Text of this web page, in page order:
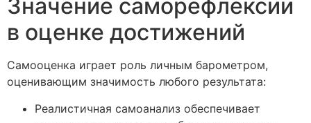
Значение саморефлексии
в оценке достижений
Самооценка играет роль личным барометром,
оценивающим значимость любого результата:
Реалистичная самоанализ обеспечивает